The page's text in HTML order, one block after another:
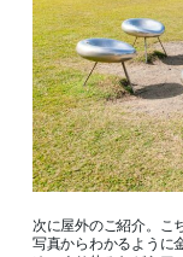
次に屋外のご紹介。こ
写真からわかるように